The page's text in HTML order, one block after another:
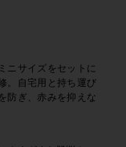
ニサイズをセットに
。自宅用と持ち運び
防ぎ、赤みを抑えな